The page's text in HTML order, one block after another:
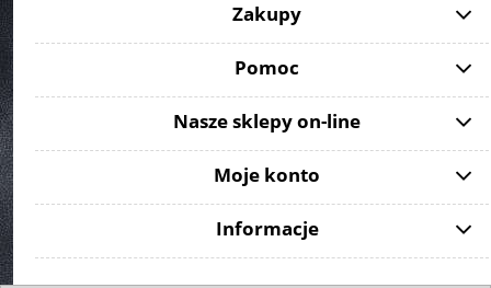
Zakupy
Pomoc
Nasze sklepy on-line
Moje konto
Informacje